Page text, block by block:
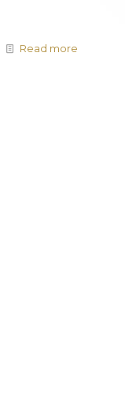
Read more